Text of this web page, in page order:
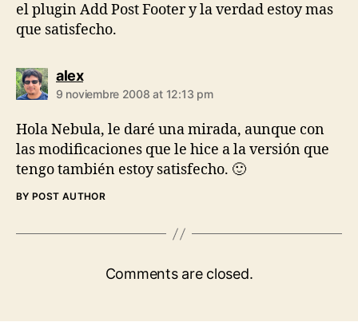
el plugin Add Post Footer y la verdad estoy mas
que satisfecho.
alexsays:
9 noviembre 2008 at 12:13 pm
Hola Nebula, le daré una mirada, aunque con
las modificaciones que le hice a la versión que
tengo también estoy satisfecho. 🙂
BY POST AUTHOR
Comments are closed.